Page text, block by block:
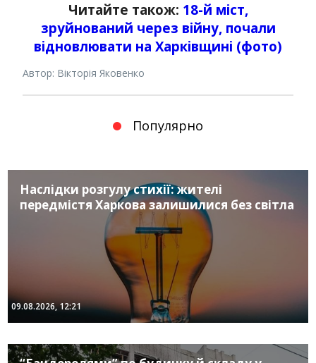
Читайте також: 18-й міст,
зруйнований через війну, почали
відновлювати на Харківщині (фото)
Автор: Вікторія Яковенко
Популярно
Наслідки розгулу стихії: жителі
передмістя Харкова залишилися без світла
09.08.2026, 12:21